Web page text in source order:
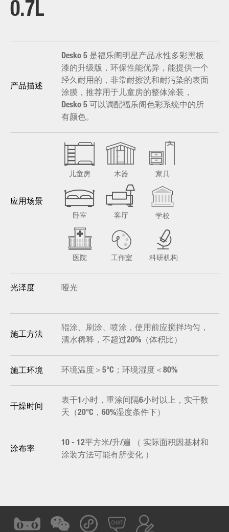
0.7L
产品描述
Desko 5 是福乐阁明星产品水性多彩黑板
漆的升级版，环保性能优异，能提供一个
经久耐用的，非常耐擦洗和耐污染的表面
涂膜，推荐用于儿童房的整体涂装，
Desko 5 可以调配福乐阁色彩系统中的所
有颜色。
应用场景
儿童房 木器 家具
卧室 客厅 学校
医院 工作室 科研机构
光泽度 哑光
施工方法
辊涂、刷涂、喷涂，使用前应搅拌均匀，
清水稀释，不超过20%（体积比）
施工环境 环境温度＞5°C；环境湿度＜80%
干燥时间
表干1小时，重涂间隔6小时以上，实干数
天（20°C，60%湿度条件下）
涂布率
10 - 12平方米/升/遍 （ 实际面积因基材和
涂装方法可能有所变化 ）